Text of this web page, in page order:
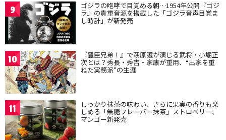
9 ゴジラの咆哮で目覚める朝…1954年公開『ゴジ
ラ』の貴重音源を搭載した「ゴジラ音声目覚ま
し時計」が新発売
10 『豊臣兄弟！』で萩原護が演じる武将・小堀正
次とは？秀長・秀吉・家康が重用、“出家を重
ねた実務派”の生涯
11 しっかり抹茶の味わい、さらに果実の香りも楽
しめる「無糖フレーバー抹茶」ストロベリー、
マンゴー新発売